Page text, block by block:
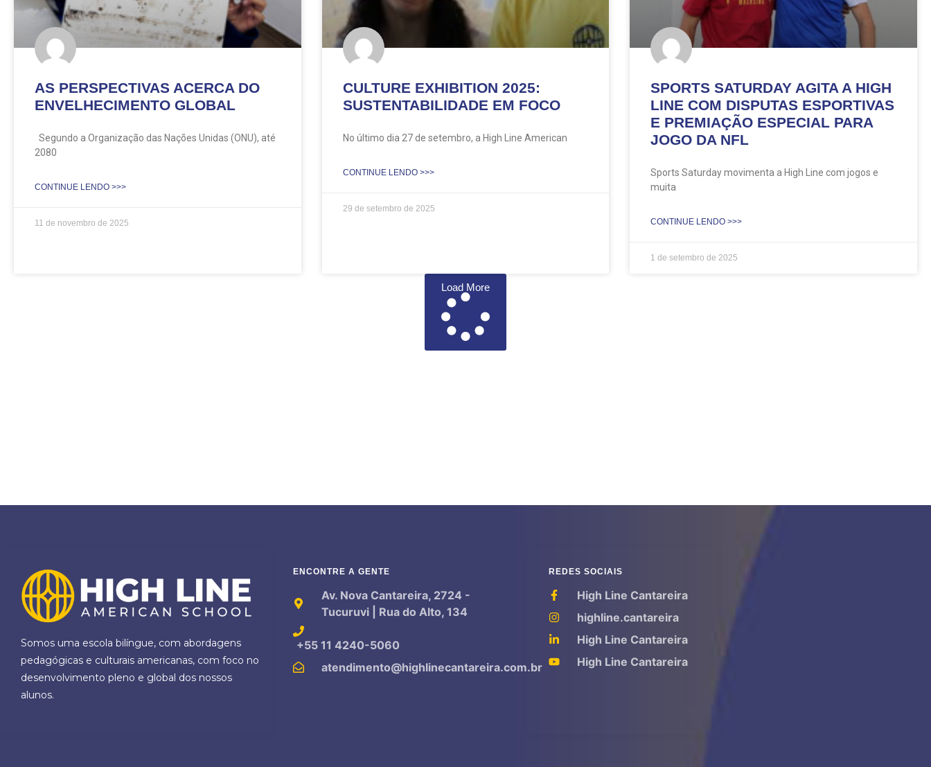
AS PERSPECTIVAS ACERCA DO
ENVELHECIMENTO GLOBAL
Segundo a Organização das Nações Unidas (ONU), até
2080
CONTINUE LENDO >>>
11 de novembro de 2025
CULTURE EXHIBITION 2025:
SUSTENTABILIDADE EM FOCO
No último dia 27 de setembro, a High Line American
CONTINUE LENDO >>>
29 de setembro de 2025
SPORTS SATURDAY AGITA A HIGH
LINE COM DISPUTAS ESPORTIVAS
E PREMIAÇÃO ESPECIAL PARA
JOGO DA NFL
Sports Saturday movimenta a High Line com jogos e
muita
CONTINUE LENDO >>>
1 de setembro de 2025
Load More
Somos uma escola bilíngue, com abordagens
pedagógicas e culturais americanas, com foco no
desenvolvimento pleno e global dos nossos
alunos.
ENCONTRE A GENTE
Av. Nova Cantareira, 2724 -
Tucuruvi | Rua do Alto, 134
+55 11 4240-5060
atendimento@highlinecantareira.com.br
REDES SOCIAIS
High Line Cantareira
highline.cantareira
High Line Cantareira
High Line Cantareira